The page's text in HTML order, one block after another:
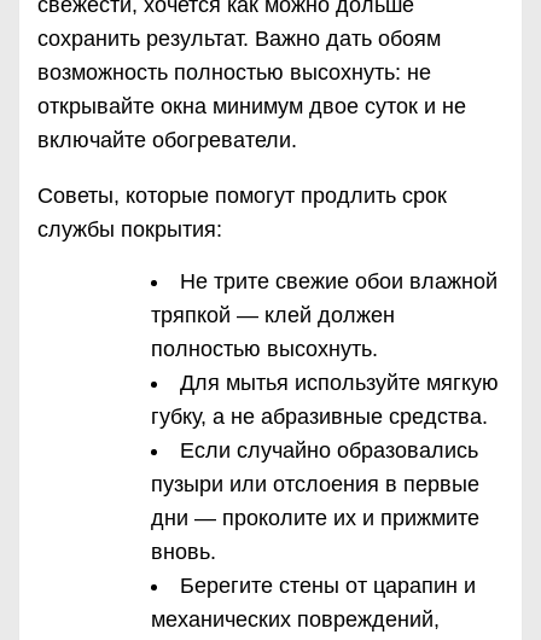
свежести, хочется как можно дольше
сохранить результат. Важно дать обоям
возможность полностью высохнуть: не
открывайте окна минимум двое суток и не
включайте обогреватели.
Советы, которые помогут продлить срок
службы покрытия:
Не трите свежие обои влажной
тряпкой — клей должен
полностью высохнуть.
Для мытья используйте мягкую
губку, а не абразивные средства.
Если случайно образовались
пузыри или отслоения в первые
дни — проколите их и прижмите
вновь.
Берегите стены от царапин и
механических повреждений,